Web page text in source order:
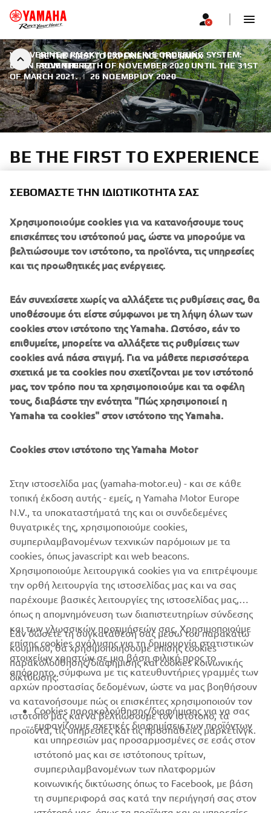
BE THE FIRST TO EXPERIENCE THE RMAX
ADVENTURE!
WOLVERINE® RMAX™ 1000 ONLINE ORDERING SYSTEM:
OPEN FROM THE 27TH OF NOVEMBER 2020 UNTIL THE 31ST
OF MARCH 2021. | 26 ΝΟΕΜΒΡΊΟΥ 2020
BE THE FIRST TO EXPERIENCE
THE RMAX ADVENTURE!
plan a 2021 full of riding adventures now!
and 4-seater SxS models, has been created especially for
people who are ready to tackle new territories and who
want to challenge themselves to whole new levels of
excitement.
The Online Ordering System will enable customers to
reserve any of the four below mentioned Leisure Side-by-
Side models:
Wolverine® RMAX™ 4 1000
Reserve now and be among the first to feel the proven
thrill or RMAX!
RESERVE NOW!
ΕΤΑΙΡΕΊΑ
B2B
ΠΕΡΙΣΣΌΤΕΡΑ YAMAHA
SUPPORT
ΕΝΗΜΕΡΩΤΙΚΟ ΔΕΛΤΙΟ
ΣΕΒΌΜΑΣΤΕ ΤΗΝ ΙΔΙΩΤΙΚΌΤΗΤΆ ΣΑΣ
Χρησιμοποιούμε cookies για να κατανοήσουμε τους
επισκέπτες του ιστότοπού μας, ώστε να μπορούμε να
βελτιώσουμε τον ιστότοπο, τα προϊόντα, τις υπηρεσίες
και τις προωθητικές μας ενέργειες.
Εάν συνεχίσετε χωρίς να αλλάξετε τις ρυθμίσεις σας, θα
υποθέσουμε ότι είστε σύμφωνοι με τη λήψη όλων των
cookies στον ιστότοπο της Yamaha. Ωστόσο, εάν το
επιθυμείτε, μπορείτε να αλλάξετε τις ρυθμίσεις των
cookies ανά πάσα στιγμή. Για να μάθετε περισσότερα
σχετικά με τα cookies που σχετίζονται με τον ιστότοπό
μας, τον τρόπο που τα χρησιμοποιούμε και τα οφέλη
τους, διαβάστε την ενότητα "Πώς χρησιμοποιεί η
Yamaha τα cookies" στον ιστότοπο της Yamaha.
Cookies στον ιστότοπο της Yamaha Motor
Στην ιστοσελίδα μας (yamaha-motor.eu) - και σε κάθε
τοπική έκδοση αυτής - εμείς, η Yamaha Motor Europe
N.V., τα υποκαταστήματά της και οι συνδεδεμένες
θυγατρικές της, χρησιμοποιούμε cookies,
συμπεριλαμβανομένων τεχνικών παρόμοιων με τα
cookies, όπως javascript και web beacons.
Χρησιμοποιούμε λειτουργικά cookies για να επιτρέψουμε
την ορθή λειτουργία της ιστοσελίδας μας και να σας
παρέχουμε βασικές λειτουργίες της ιστοσελίδας μας,
όπως η απομνημόνευση των διαπιστευτηρίων σύνδεσης
και των γλωσσικών προτιμήσεών σας. Χρησιμοποιούμε
επίσης cookies ανάλυσης για τη δημιουργία στατιστικών
στοιχείων χρηστών σε μια βάση φιλική προς το
απόρρητο, σύμφωνα με τις κατευθυντήριες γραμμές των
αρχών προστασίας δεδομένων, ώστε να μας βοηθήσουν
να κατανοήσουμε πώς οι επισκέπτες χρησιμοποιούν τον
ιστότοπό μας και να βελτιώσουμε τον ιστότοπο, τα
προϊόντα, τις υπηρεσίες και τις προσπάθειες μάρκετινγκ.
Εάν δώσετε τη συγκατάθεσή σας μέσω του παρακάτω
κουμπιού, θα χρησιμοποιήσουμε επίσης cookies
παρακολούθησης/διαφήμισης και cookies κοινωνικής
δικτύωσης:
Cookies παρακολούθησης/διαφήμισης για να σας
εμφανίζουμε σχετικές διαφημίσεις των προϊόντων
και υπηρεσιών μας προσαρμοσμένες σε εσάς στον
ιστότοπό μας και σε ιστότοπους τρίτων,
συμπεριλαμβανομένων των πλατφορμών
κοινωνικής δικτύωσης όπως το Facebook, με βάση
τη συμπεριφορά σας κατά την περιήγησή σας στον